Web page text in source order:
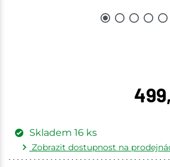
Skladem 16 ks
Zobrazit dostupnost na